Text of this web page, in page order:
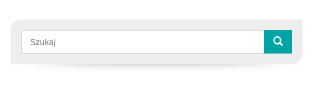
Formularz
wyszukiwania